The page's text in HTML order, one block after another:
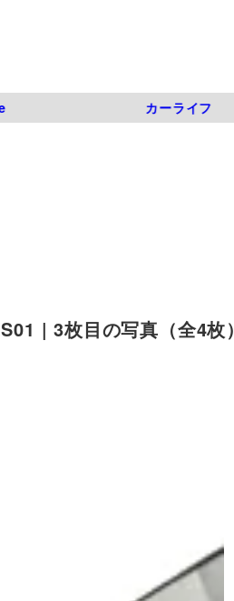
カーライフ
| 3枚目の写真（全4枚）